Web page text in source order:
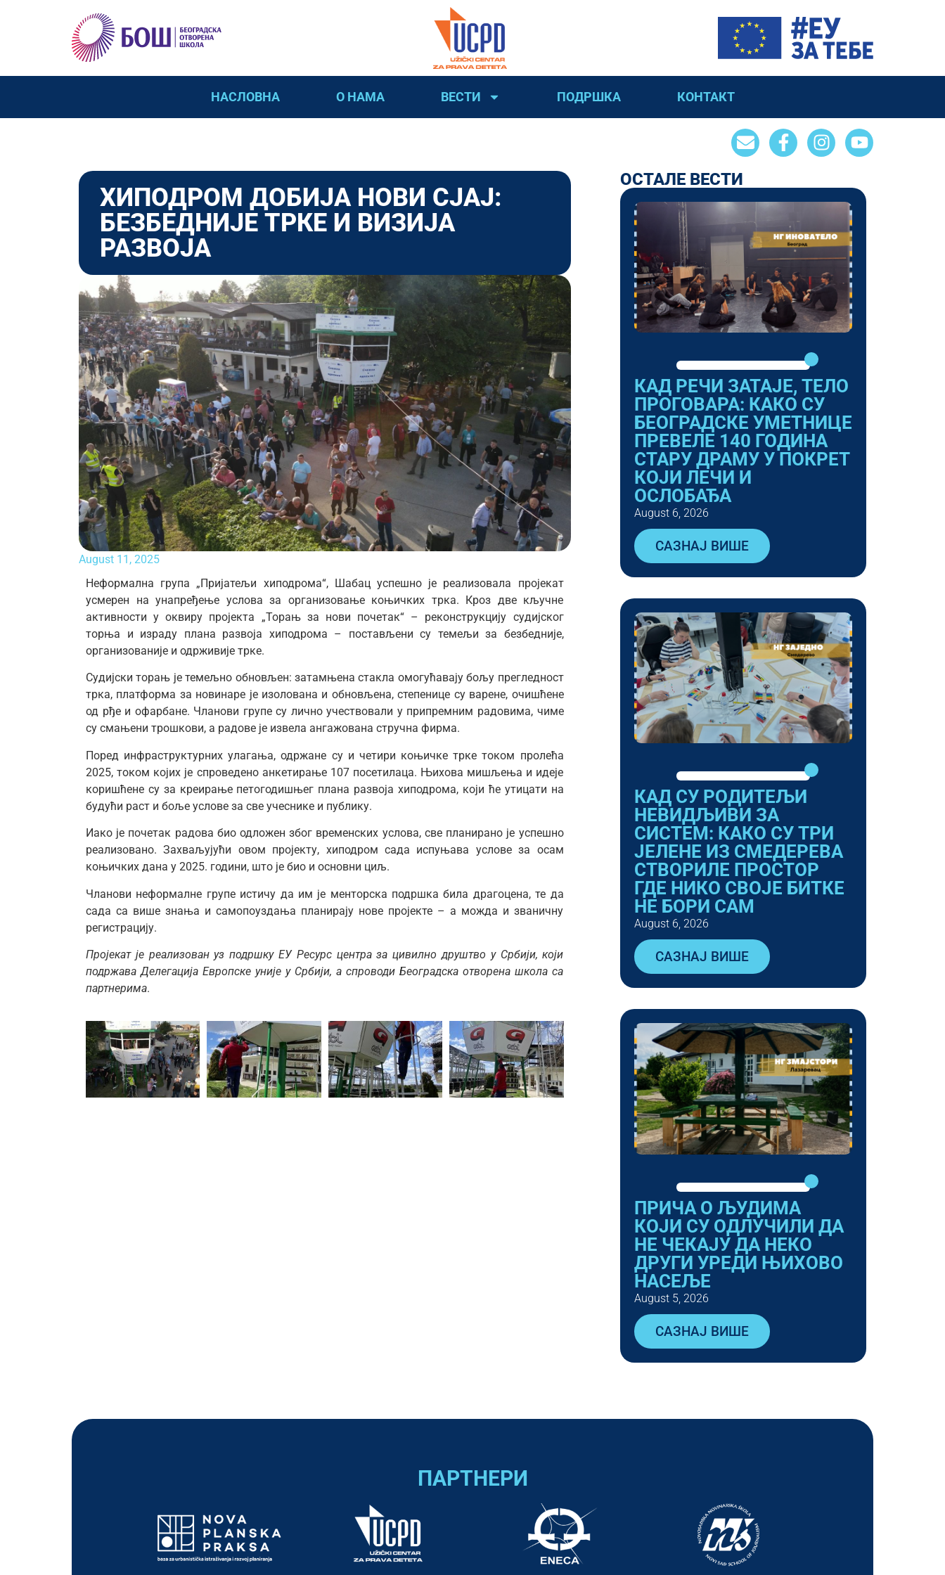
НАСЛОВНА О НАМА ВЕСТИ ПОДРШКА КОНТАКТ
ХИПОДРОМ ДОБИЈА НОВИ СЈАЈ:
БЕЗБЕДНИЈЕ ТРКЕ И ВИЗИЈА
РАЗВОЈА
August 11, 2025
Неформална група „Пријатељи хиподрома“, Шабац успешно је реализовала пројекат
усмерен на унапређење услова за организовање коњичких трка. Кроз две кључне
активности у оквиру пројекта „Торањ за нови почетак“ – реконструкцију судијског
торња и израду плана развоја хиподрома – постављени су темељи за безбедније,
организованије и одрживије трке.
Судијски торањ је темељно обновљен: затамњена стакла омогућавају бољу прегледност
трка, платформа за новинаре је изолована и обновљена, степенице су варене, очишћене
од рђе и офарбане. Чланови групе су лично учествовали у припремним радовима, чиме
су смањени трошкови, а радове је извела ангажована стручна фирма.
Поред инфраструктурних улагања, одржане су и четири коњичке трке током пролећа
2025, током којих је спроведено анкетирање 107 посетилаца. Њихова мишљења и идеје
коришћене су за креирање петогодишњег плана развоја хиподрома, који ће утицати на
будући раст и боље услове за све учеснике и публику.
Иако је почетак радова био одложен због временских услова, све планирано је успешно
реализовано. Захваљујући овом пројекту, хиподром сада испуњава услове за осам
коњичких дана у 2025. години, што је био и основни циљ.
Чланови неформалне групе истичу да им је менторска подршка била драгоцена, те да
сада са више знања и самопоуздања планирају нове пројекте – а можда и званичну
регистрацију.
Пројекат је реализован уз подршку ЕУ Ресурс центра за цивилно друштво у Србији, који
подржава Делегација Европске уније у Србији, а спроводи Београдска отворена школа са
партнерима.
ОСТАЛЕ ВЕСТИ
КАД РЕЧИ ЗАТАЈЕ, ТЕЛО
ПРОГОВАРА: КАКО СУ
БЕОГРАДСКЕ УМЕТНИЦЕ
ПРЕВЕЛЕ 140 ГОДИНА
СТАРУ ДРАМУ У ПОКРЕТ
КОЈИ ЛЕЧИ И
ОСЛОБАЂА
August 6, 2026
САЗНАЈ ВИШЕ
КАД СУ РОДИТЕЉИ
НЕВИДЉИВИ ЗА
СИСТЕМ: КАКО СУ ТРИ
ЈЕЛЕНЕ ИЗ СМЕДЕРЕВА
СТВОРИЛЕ ПРОСТОР
ГДЕ НИКО СВОЈЕ БИТКЕ
НЕ БОРИ САМ
August 6, 2026
САЗНАЈ ВИШЕ
ПРИЧА О ЉУДИМА
КОЈИ СУ ОДЛУЧИЛИ ДА
НЕ ЧЕКАЈУ ДА НЕКО
ДРУГИ УРЕДИ ЊИХОВО
НАСЕЉЕ
August 5, 2026
САЗНАЈ ВИШЕ
ПАРТНЕРИ